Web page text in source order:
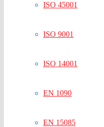
ISO 45001
ISO 9001
ISO 14001
EN 1090
EN 15085